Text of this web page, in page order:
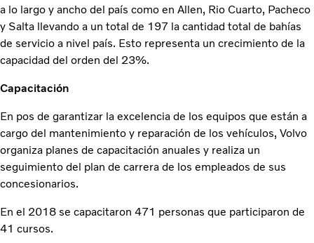
a lo largo y ancho del país como en Allen, Rio Cuarto, Pacheco
y Salta llevando a un total de 197 la cantidad total de bahías
de servicio a nivel país. Esto representa un crecimiento de la
capacidad del orden del 23%.
Capacitación
En pos de garantizar la excelencia de los equipos que están a
cargo del mantenimiento y reparación de los vehículos, Volvo
organiza planes de capacitación anuales y realiza un
seguimiento del plan de carrera de los empleados de sus
concesionarios.
En el 2018 se capacitaron 471 personas que participaron de
41 cursos.